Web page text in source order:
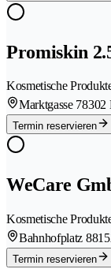
Promiskin
Kosmetische
Marktgasse 78302
Termin reservieren
WeCare
Kosmetische
Bahnhofplatz 8
Termin reservieren